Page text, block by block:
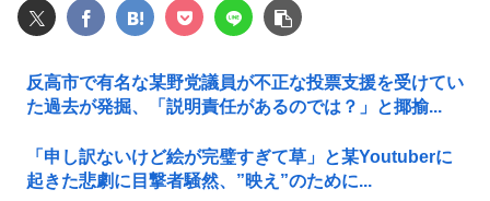
反高市で有名な某野党議員が不正な投票支援を受けてい
た過去が発掘、「説明責任があるのでは？」と揶揄...
「申し訳ないけど絵が完璧すぎて草」と某Youtuberに
起きた悲劇に目撃者騒然、”映え”のために...